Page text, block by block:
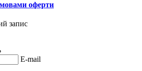
оферти
запис
E-mail